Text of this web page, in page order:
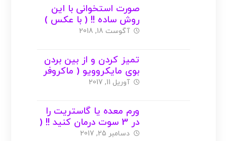
صورت استخوانی با این
روش ساده !! ( با عکس )
آگوست 18, 2018
تمیز کردن و از بین بردن
بوی مایکروویو ( ماکروفر
یا مایکروفر ) + عکس
آوریل 11, 2017
ورم معده یا گاستریت را
در 3 سوت درمان کنید !! (
با عکس )
دسامبر 25, 2017